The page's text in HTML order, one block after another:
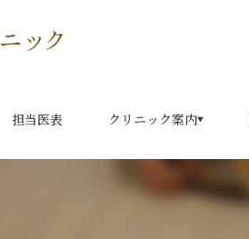
担当医表 クリニック案内